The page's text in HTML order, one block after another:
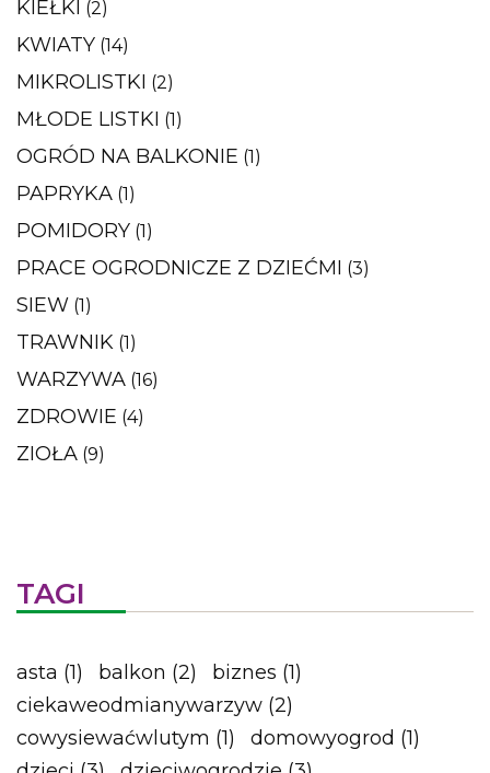
KIEŁKI (2)
KWIATY (14)
MIKROLISTKI (2)
MŁODE LISTKI (1)
OGRÓD NA BALKONIE (1)
PAPRYKA (1)
POMIDORY (1)
PRACE OGRODNICZE Z DZIEĆMI (3)
SIEW (1)
TRAWNIK (1)
WARZYWA (16)
ZDROWIE (4)
ZIOŁA (9)
TAGI
asta (1) balkon (2) biznes (1)
ciekaweodmianywarzyw (2)
cowysiewaćwlutym (1) domowyogrod (1)